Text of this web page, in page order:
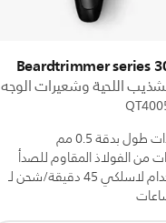
Beardtrimmer series
اللحية وشعيرات الوجه
طول بدقة 0.5 مم
من الفولاذ المقاوم للصدأ
استخدام لاسلكي 45 دقيقة/شحن لـ